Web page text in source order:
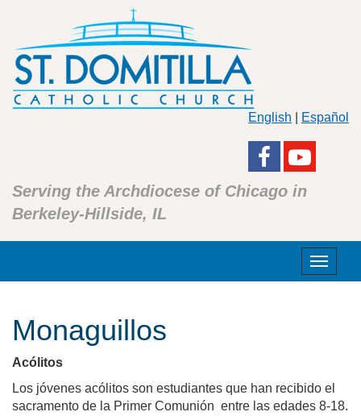
English Español
Serving the Archdiocese of Chicago in
Berkeley-Hillside, IL
Toggle
Monaguillos
Acólitos
Los jóvenes acólitos son estudiantes que han recibido el
sacramento de la Primer Comunión entre las edades 8-18.